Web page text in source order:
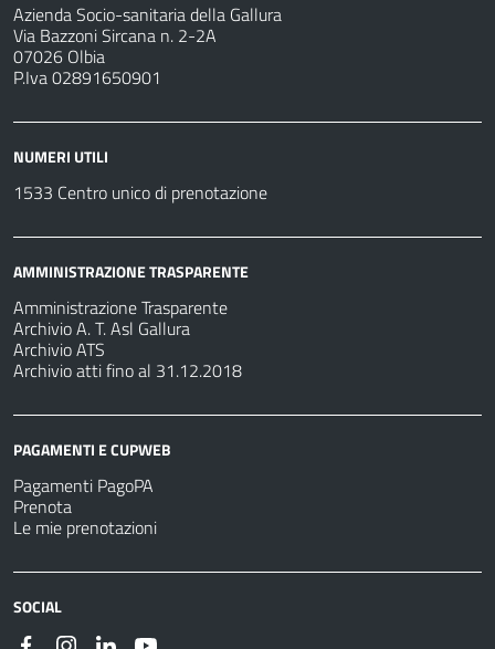
Azienda Socio-sanitaria della Gallura
Via Bazzoni Sircana n. 2-2A
07026 Olbia
P.Iva 02891650901
NUMERI UTILI
1533 Centro unico di prenotazione
AMMINISTRAZIONE TRASPARENTE
Amministrazione Trasparente
Archivio A. T. Asl Gallura
Archivio ATS
Archivio atti fino al 31.12.2018
PAGAMENTI E CUPWEB
Pagamenti PagoPA
Prenota
Le mie prenotazioni
SOCIAL